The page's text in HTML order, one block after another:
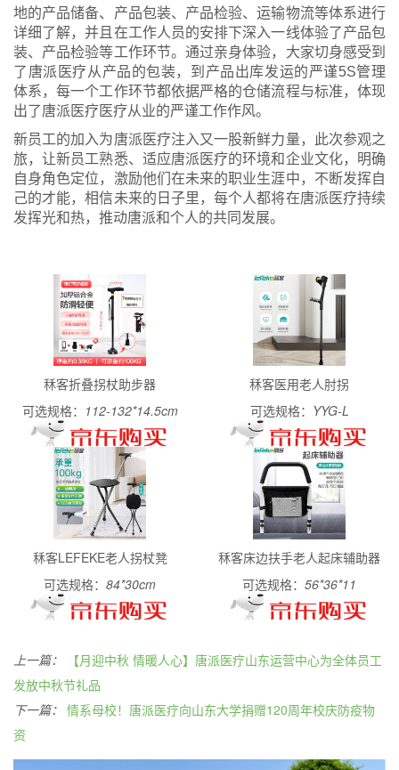
地的产品储备、产品包装、产品检验、运输物流等体系进行
详细了解，并且在工作人员的安排下深入一线体验了产品包
装、产品检验等工作环节。通过亲身体验，大家切身感受到
了唐派医疗从产品的包装，到产品出库发运的严谨5S管理
体系，每一个工作环节都依据严格的仓储流程与标准，体现
出了唐派医疗医疗从业的严谨工作作风。
新员工的加入为唐派医疗注入又一股新鲜力量，此次参观之
旅，让新员工熟悉、适应唐派医疗的环境和企业文化，明确
自身角色定位，激励他们在未来的职业生涯中，不断发挥自
己的才能，相信未来的日子里，每个人都将在唐派医疗持续
发挥光和热，推动唐派和个人的共同发展。
秝客折叠拐杖助步器
可选规格： 112-132*14.5cm
秝客医用老人肘拐
可选规格： YYG-L
秝客LEFEKE老人拐杖凳
可选规格： 84*30cm
秝客床边扶手老人起床辅助器
可选规格： 56*36*11
上一篇：
【月迎中秋 情暖人心】唐派医疗山东运营中心为全体员工
发放中秋节礼品
下一篇： 情系母校！唐派医疗向山东大学捐赠120周年校庆防疫物
资